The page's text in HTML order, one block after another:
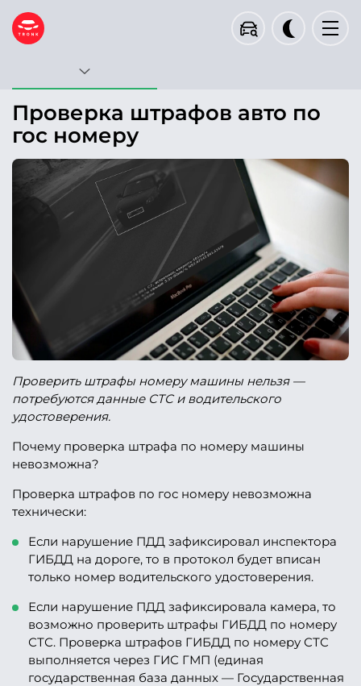
Госномер
Тип запроса будет определен автоматически
Пример проверки
Проверка штрафов авто по
гос номеру
Проверить штрафы номеру машины нельзя —
потребуются данные СТС и водительского
удостоверения.
Почему проверка штрафа по номеру машины
невозможна?
Проверка штрафов по гос номеру невозможна
технически:
Если нарушение ПДД зафиксировал инспектора
ГИБДД на дороге, то в протокол будет вписан
только номер водительского удостоверения.
Если нарушение ПДД зафиксировала камера, то
возможно проверить штрафы ГИБДД по номеру
СТС. Проверка штрафов ГИБДД по номеру СТС
выполняется через ГИС ГМП (единая
государственная база данных — Государственная